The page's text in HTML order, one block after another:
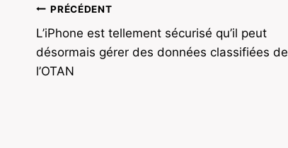
Navigation
de
l’article
PRÉCÉDENT
L’iPhone est tellement sécurisé qu’il peut
désormais gérer des données classifiées de
l’OTAN